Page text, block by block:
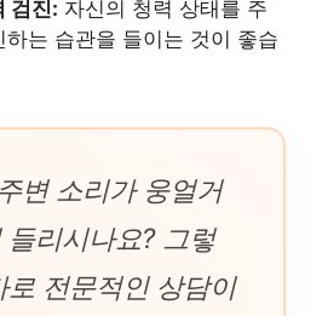
검진: 자신의 청력 상태를 주
하는 습관을 들이는 것이 좋습
변 소리가 웅얼거
들리시나요? 그렇
로 전문적인 상담이